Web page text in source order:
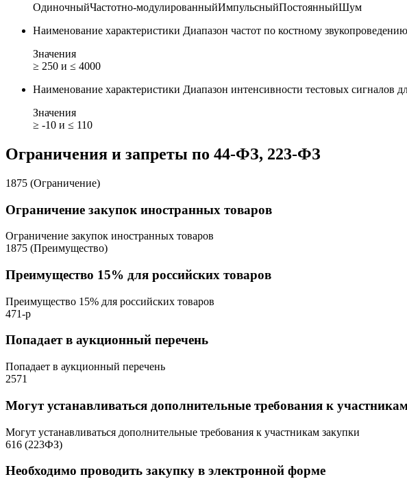
ОдиночныйЧастотно-модулированныйИмпульсныйПостоянныйШум
Наименование характеристики Диапазон частот по костному звукопроведению
Значения
≥ 250 и ≤ 4000
Наименование характеристики Диапазон интенсивности тестовых сигналов
Значения
≥ -10 и ≤ 110
Ограничения и запреты по 44-ФЗ, 223-ФЗ
1875 (Ограничение)
Ограничение закупок иностранных товаров
Ограничение закупок иностранных товаров
1875 (Преимущество)
Преимущество 15% для российских товаров
Преимущество 15% для российских товаров
471-р
Попадает в аукционный перечень
Попадает в аукционный перечень
2571
Могут устанавливаться дополнительные требования к
Могут устанавливаться дополнительные требования к участникам закупки
616 (223ФЗ)
Необходимо проводить закупку в электронной форме